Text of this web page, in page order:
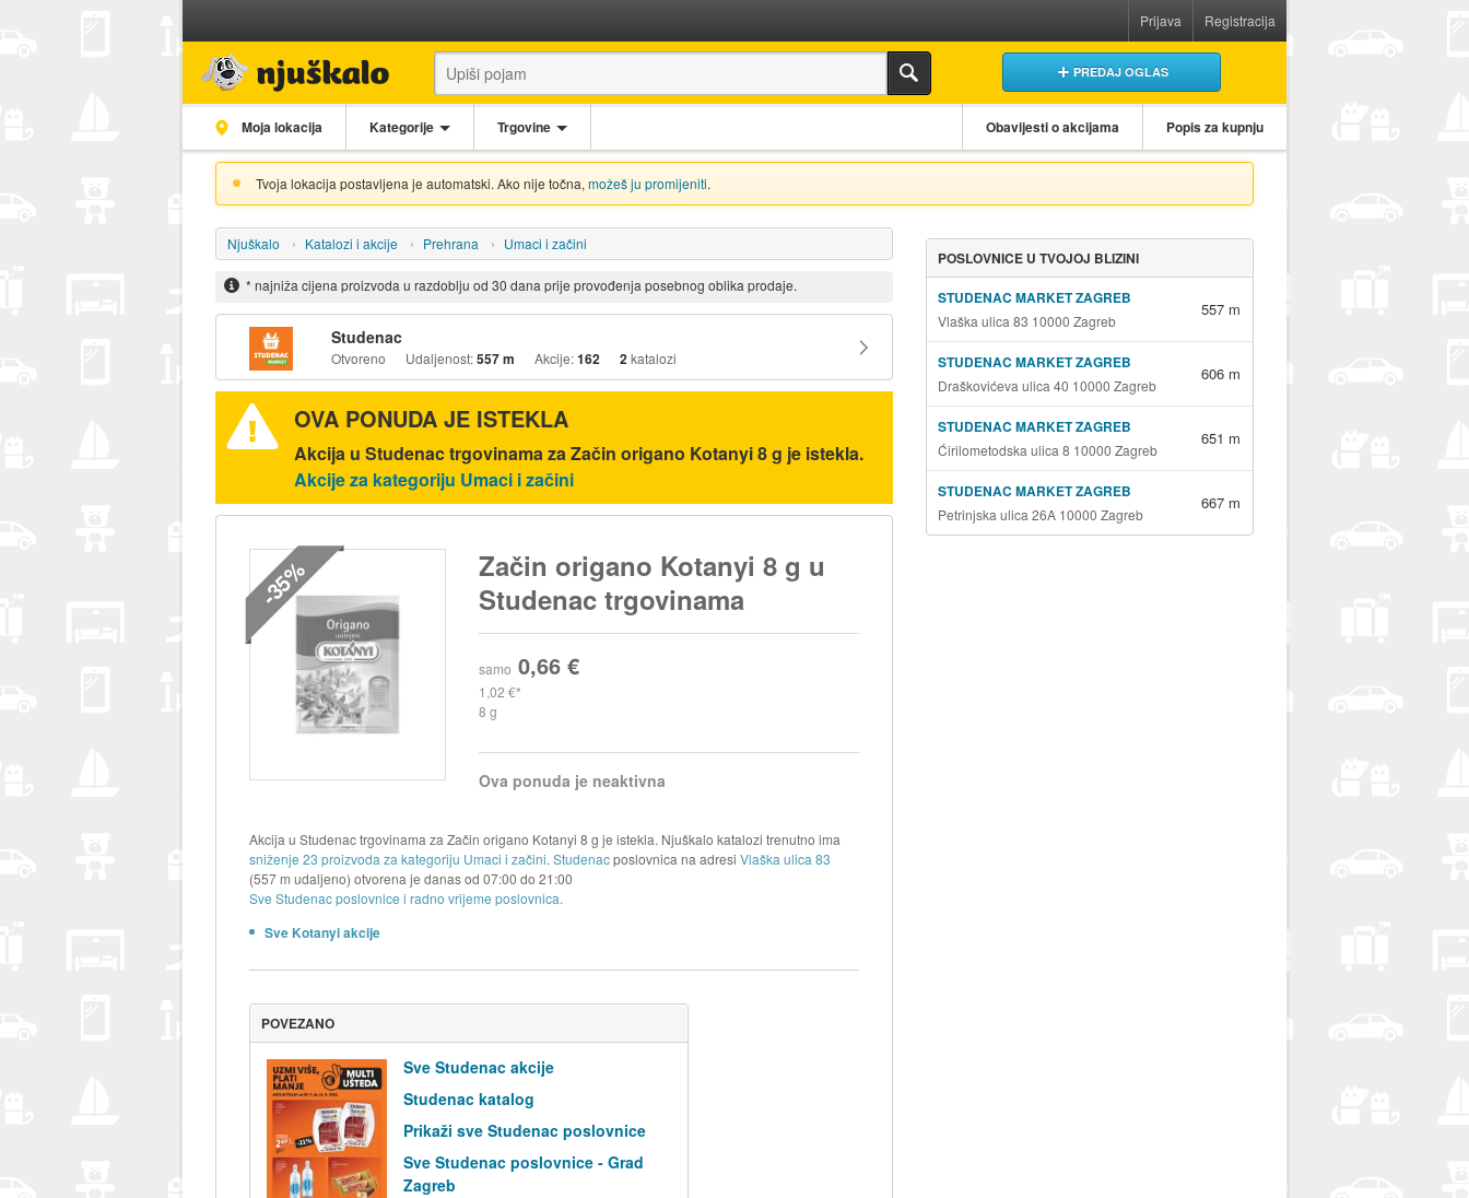
Prijava Registracija
PREDAJ OGLAS
Moja lokacija Kategorije Trgovine Obavijesti o akcijama Popis za kupnju
Tvoja lokacija postavljena je automatski. Ako nije točna, možeš ju promijeniti.
Njuškalo Katalozi i akcije Prehrana Umaci i začini
* najniža cijena proizvoda u razdoblju od 30 dana prije provođenja posebnog oblika prodaje.
Studenac
Otvoreno Udaljenost:557 m Akcije:162 2katalozi
OVA PONUDA JE ISTEKLA
Akcija u Studenac trgovinama za Začin origano Kotanyi 8 g je istekla.
Akcije za kategoriju Umaci i začini
-35%
Začin origano Kotanyi 8 g u
Studenac trgovinama
samo 0,66 €
1,02 €
8 g
Ova ponuda je neaktivna
Akcija u Studenac trgovinama za Začin origano Kotanyi 8 g je istekla. Njuškalo katalozi trenutno ima
sniženje 23 proizvoda za kategoriju Umaci i začini.Studenacposlovnica na adresi Vlaška ulica 83
(557 m udaljeno) otvorena je danas od 07:00 do 21:00
Sve Studenac poslovnice i radno vrijeme poslovnica.
Sve Kotanyi akcije
POVEZANO
Sve Studenac akcije
Studenac katalog
Prikaži sve Studenac poslovnice
Sve Studenac poslovnice - Grad
Zagreb
POSLOVNICE U TVOJOJ BLIZINI
STUDENAC MARKET ZAGREB
Vlaška ulica 83 10000 Zagreb
557 m
STUDENAC MARKET ZAGREB
Draškovićeva ulica 40 10000 Zagreb
606 m
STUDENAC MARKET ZAGREB
Ćirilometodska ulica 8 10000 Zagreb
651 m
STUDENAC MARKET ZAGREB
Petrinjska ulica 26A 10000 Zagreb
667 m